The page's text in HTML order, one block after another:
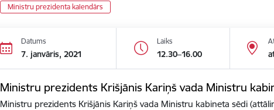
Ministru prezidenta kalendārs
Datums
7. janvāris, 2021
Laiks
12.30–16.00
Ministru prezidents Krišjānis Kariņš vada Ministru
Ministru prezidents Krišjānis Kariņš vada Ministru kabineta sēdi